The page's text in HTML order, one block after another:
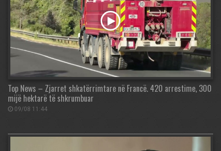
Top News – Zjarret shkatërrimtare në Francë. 420 arrestime, 300
mijë hektarë të shkrumbuar
09/08 11:44